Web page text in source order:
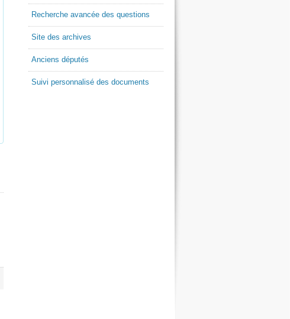
Recherche avancée des questions
Site des archives
Anciens députés
Suivi personnalisé des documents